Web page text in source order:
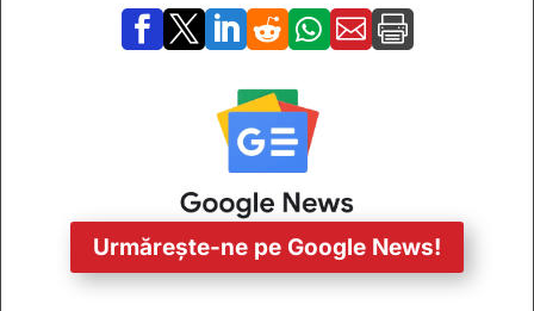
      
Urmărește-ne pe Google News!